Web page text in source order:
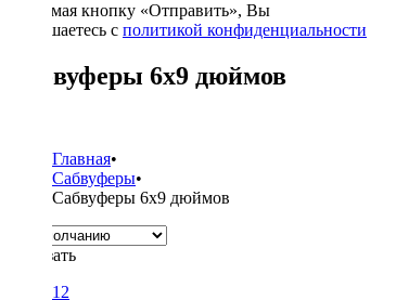
Нажимая кнопку «Отправить», Вы
соглашаетесь с политикой конфиденциальности
Сабвуферы 6x9 дюймов
Главная•
Сабвуферы•
Сабвуферы 6x9 дюймов
Показать
12